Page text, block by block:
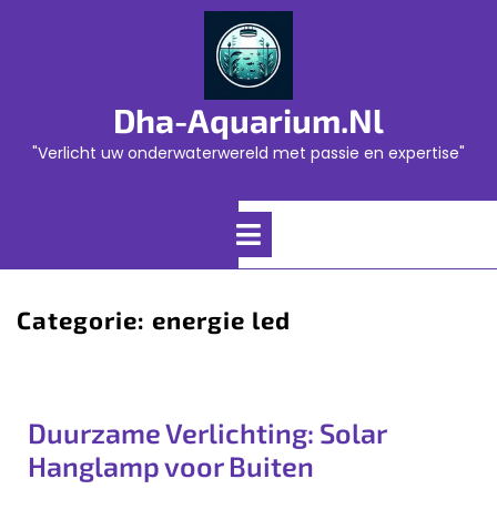
Dha-Aquarium.nl
"Verlicht uw onderwaterwereld met passie en expertise"
Open
Categorie: energie led
Duurzame Verlichting: Solar
Hanglamp voor Buiten